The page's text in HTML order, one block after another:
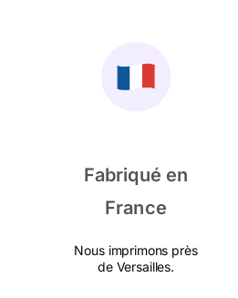
Fabriqué en
France
Nous imprimons près
de Versailles.